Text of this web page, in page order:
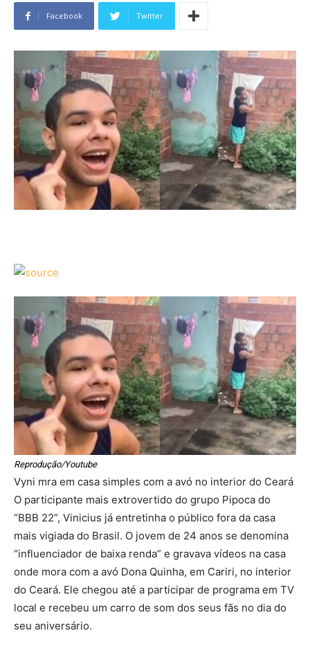
Facebook Twitter
Reprodução/Youtube
Vyni mra em casa simples com a avó no interior do Ceará
O participante mais extrovertido do grupo Pipoca do
“BBB 22”, Vinicius já entretinha o público fora da casa
mais vigiada do Brasil. O jovem de 24 anos se denomina
“influenciador de baixa renda” e gravava vídeos na casa
onde mora com a avó Dona Quinha, em Cariri, no interior
do Ceará. Ele chegou até a participar de programa em TV
local e recebeu um carro de som dos seus fãs no dia do
seu aniversário.